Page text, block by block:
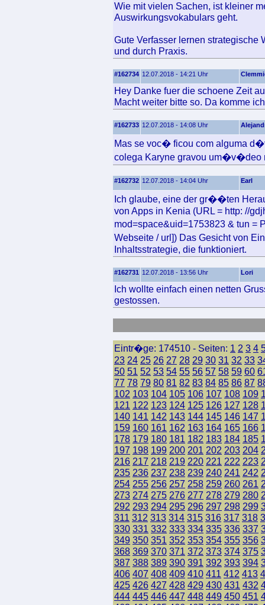
Wie mit vielen Sachen, ist kleiner
Auswirkungsvokabulars geht.
Gute Verfasser lernen strategische
und durch Praxis.
#162734 12.07.2018 - 14:21 Uhr
Hey Danke fuer die schoene Zeit
Macht weiter bitte so. Da komme
#162733 12.07.2018 - 14:08 Uhr
Mas se voc� ficou com alguma
colega Karyne gravou um�v�deo
#162732 12.07.2018 - 14:04 Uhr Earl
Ich glaube, eine der gr��ten
von Apps in Kenia (URL = http: //
mod=space&uid=1753823 & tun =
Webseite / url]) Das Gesicht von
Inhaltsstrategie, die funktioniert.
#162731 12.07.2018 - 13:56 Uhr Lori
Ich wollte einfach einen netten
gestossen.
Eintr�ge: 174510 - Seiten: 1 2 3 4
23 24 25 26 27 28 29 30 31 32 33
50 51 52 53 54 55 56 57 58 59 60
77 78 79 80 81 82 83 84 85 86 87
102 103 104 105 106 107 108 109
121 122 123 124 125 126 127 128
140 141 142 143 144 145 146 147
159 160 161 162 163 164 165 166
178 179 180 181 182 183 184 185
197 198 199 200 201 202 203 204
216 217 218 219 220 221 222 223
235 236 237 238 239 240 241 242
254 255 256 257 258 259 260 261
273 274 275 276 277 278 279 280
292 293 294 295 296 297 298 299
311 312 313 314 315 316 317 318
330 331 332 333 334 335 336 337
349 350 351 352 353 354 355 356
368 369 370 371 372 373 374 375
387 388 389 390 391 392 393 394
406 407 408 409 410 411 412 413
425 426 427 428 429 430 431 432
444 445 446 447 448 449 450 451